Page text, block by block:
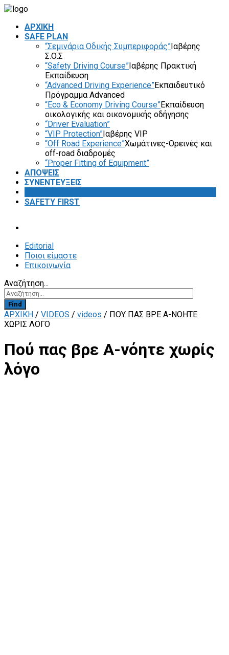
ΑΡΧΙΚΗ
SAFE PLAN
“Σεμινάρια Οδικής Συμπεριφοράς”Ιαβέρης
Σ.Ο.Σ
“Safety Driving Course”Ιαβέρης Πρακτική
Εκπαίδευση
“Advanced Driving Experience”Εκπαιδευτικό
Πρόγραμμα Advanced
“Eco & Economy Driving Course”Εκπαίδευση
οικολογικής και οικονομικής οδήγησης
“Driver Evaluation”
“VIP Protection”Ιαβέρης VIP
“Off Road Experience”Χωμάτινες-Ορεινές και
off-road διαδρομές
“Proper Fitting of Equipment”
ΑΠΟΨΕΙΣ
ΣΥΝΕΝΤΕΥΞΕΙΣ
SAFETY FIRST
Editorial
Ποιοι είμαστε
Επικοινωνία
Αναζήτηση...
Find
ΑΡΧΙΚΗ / VIDEOS / videos / ΠΟΎ ΠΑΣ ΒΡΕ Α-ΝΌΗΤΕ
ΧΩΡΊΣ ΛΌΓΟ
Πού πας βρε Α-νόητε χωρίς
λόγο